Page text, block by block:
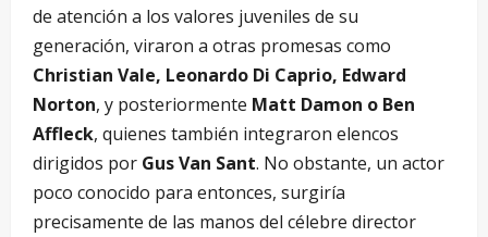
de atención a los valores juveniles de su
generación, viraron a otras promesas como
Christian Vale, Leonardo Di Caprio, Edward
Norton, y posteriormente Matt Damon o Ben
Affleck, quienes también integraron elencos
dirigidos por Gus Van Sant. No obstante, un actor
poco conocido para entonces, surgiría
precisamente de las manos del célebre director